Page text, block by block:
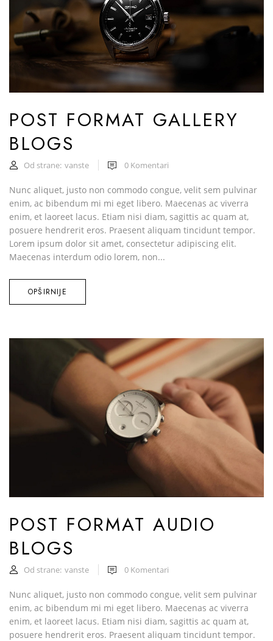
POST FORMAT GALLERY
BLOGS
Od strane: vanste 0 Komentari
Nunc aliquet, justo non commodo congue, velit sem pulvinar
enim, ac bibendum mi mi eget libero. Maecenas ac viverra
enim, et laoreet lacus. Etiam nisi diam, sagittis ac quam at,
posuere hendrerit eros. Praesent aliquam tincidunt tempor.
Lorem ipsum dolor sit amet, consectetur adipiscing elit.
Maecenas interdum odio lorem, non...
OPŠIRNIJE
POST FORMAT AUDIO
BLOGS
Od strane: vanste 0 Komentari
Nunc aliquet, justo non commodo congue, velit sem pulvinar
enim, ac bibendum mi mi eget libero. Maecenas ac viverra
enim, et laoreet lacus. Etiam nisi diam, sagittis ac quam at,
posuere hendrerit eros. Praesent aliquam tincidunt tempor.